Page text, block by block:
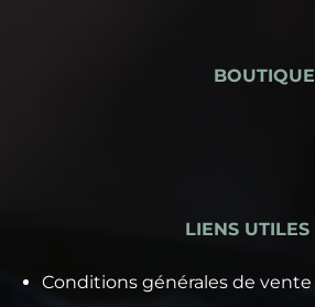
BOUTIQUE
LIENS UTILES
Conditions générales de vente